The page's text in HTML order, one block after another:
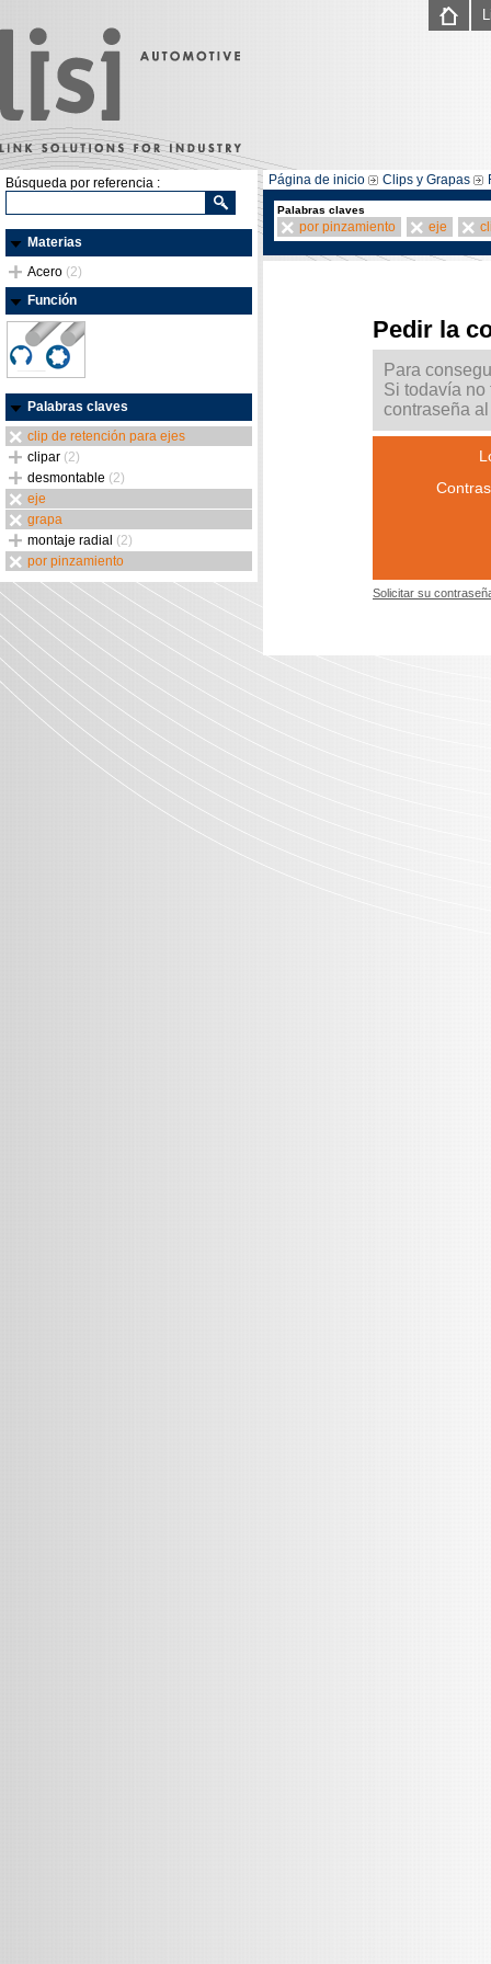
Búsqueda por referencia :
Materias
Acero (2)
Función
Palabras claves
clip de retención para ejes
clipar (2)
desmontable (2)
eje
grapa
montaje radial (2)
por pinzamiento
Página de inicio Clips y Grapas
Palabras claves
por pinzamiento eje
Pedir la
Para
Si todavía no
contraseña
Solicitar su